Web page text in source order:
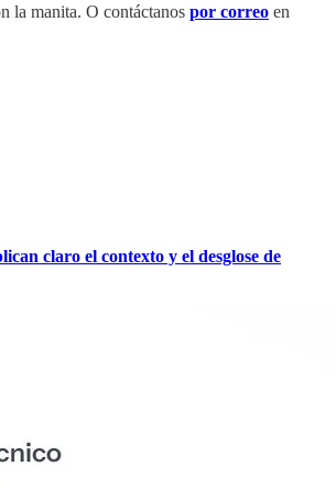
la manita. O contáctanos por correo en
claro el contexto y el desglose de